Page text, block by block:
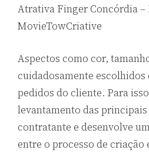
Atrativa Finger Concórdia –
MovieTowCriative
Aspectos como cor,
cuidadosamente escolhidos
pedidos do cliente. Para
levantamento das principais
contratante e desenvolve
entre o processo de criação